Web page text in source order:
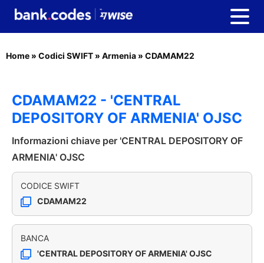
Home » Codici SWIFT » Armenia » CDAMAM22
CDAMAM22 - 'CENTRAL
DEPOSITORY OF ARMENIA' OJSC
Informazioni chiave per 'CENTRAL DEPOSITORY OF
ARMENIA' OJSC
CODICE SWIFT
CDAMAM22
BANCA
'CENTRAL DEPOSITORY OF ARMENIA' OJSC